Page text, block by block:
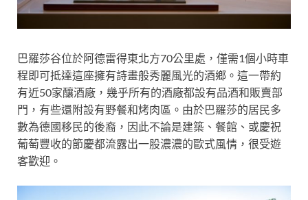
巴羅莎谷位於阿德雷得東北方70公里處，僅需1個小時車
程即可抵達這座擁有詩畫般秀麗風光的酒鄉。這一帶約
有近50家釀酒廠，幾乎所有的酒廠都設有品酒和販賣部
門，有些還附設有野餐和烤肉區。由於巴羅莎的居民多
數為德國移民的後裔，因此不論是建築、餐館、或慶祝
葡萄豐收的節慶都流露出一股濃濃的歐式風情，很受遊
客歡迎。